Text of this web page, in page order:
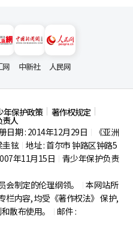
网 中新社 人民网
年保护政策 著作权规定
责人
日期 : 2014年12月29日
《亚洲
圭铉 地址 : 首尔市钟路区钟路5
年11月15日
青少年保护负责
会制定的伦理纲领。
本网站所
内容, 均受《著作权法》 保护,
散布使用。
邮件 :